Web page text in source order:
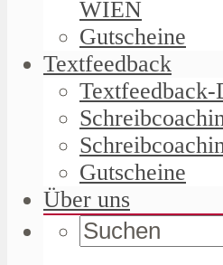
WIEN
Gutscheine
Textfeedback
Gutscheine
Über uns